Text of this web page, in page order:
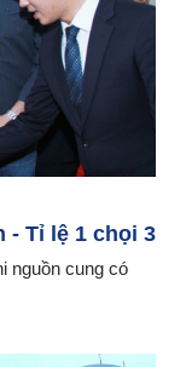
- Tỉ lệ 1 chọi 3
nguồn cung có